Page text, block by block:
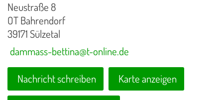
Neustraße 8
OT Bahrendorf
39171 Sülzetal
dammass-bettina@t-online.de
Nachricht schreiben Karte anzeigen